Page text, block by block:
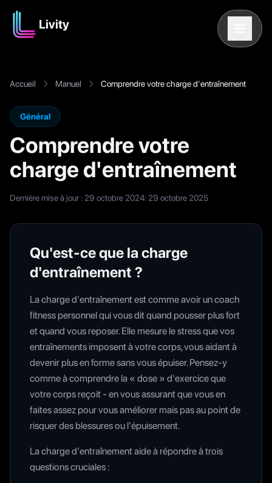
Livity
Accueil Manuel Comprendre votre charge d'entraînement
Général
Comprendre votre
charge d'entraînement
Dernière mise à jour : 29 octobre 2024: 29 octobre 2025
Qu'est-ce que la charge
d'entraînement ?
La charge d'entraînement est comme avoir un coach
fitness personnel qui vous dit quand pousser plus fort
et quand vous reposer. Elle mesure le stress que vos
entraînements imposent à votre corps, vous aidant à
devenir plus en forme sans vous épuiser. Pensez-y
comme à comprendre la « dose » d'exercice que
votre corps reçoit - en vous assurant que vous en
faites assez pour vous améliorer mais pas au point de
risquer des blessures ou l'épuisement.
La charge d'entraînement aide à répondre à trois
questions cruciales :